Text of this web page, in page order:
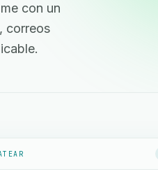
con un
correos